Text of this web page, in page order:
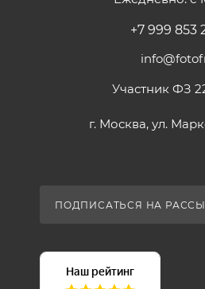
+7 999 853
Участник ФЗ
г. Москва, ул.
ПОДПИСАТЬСЯ НА